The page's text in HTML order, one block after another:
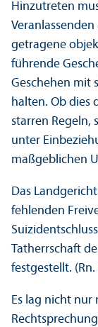
Hinzutreten
getragene
führende
Geschehen mit
halten. Ob dies
starren Regeln,
unter
maßgeblichen
Das
fehlenden
Tatherrschaft
festgestellt. (Rn.
Es lag nicht